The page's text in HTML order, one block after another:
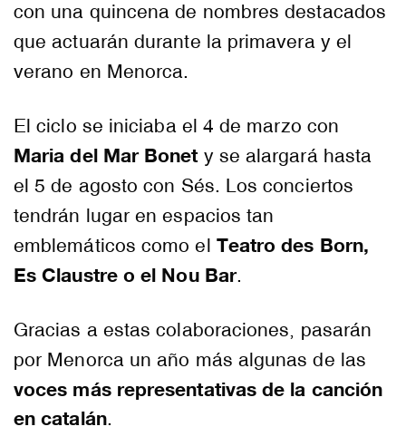
con una quincena de nombres destacados
que actuarán durante la primavera y el
verano en Menorca.
El ciclo se iniciaba el 4 de marzo con
Maria del Mar Bonety se alargará hasta
el 5 de agosto con Sés. Los conciertos
tendrán lugar en espacios tan
emblemáticos como el Teatro des Born,
Es Claustre o el Nou Bar.
Gracias a estas colaboraciones, pasarán
por Menorca un año más algunas de las
voces más representativas de la canción
en catalán.